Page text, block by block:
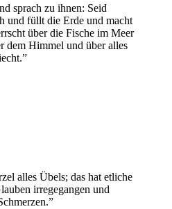
sprach zu ihnen: Seid
und füllt die Erde und macht
über die Fische im Meer
dem Himmel und über alles
”
alles Übels; das hat etliche
irregegangen und
”